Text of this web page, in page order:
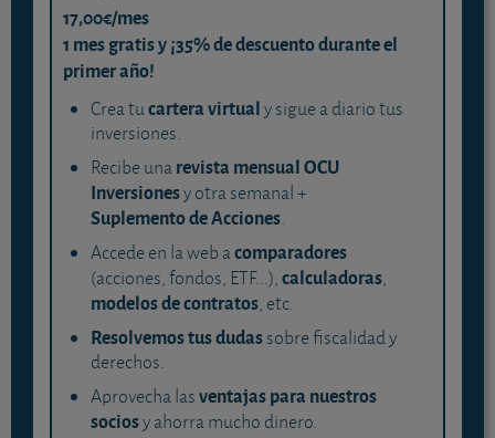
17,00€/mes
1 mes gratis y ¡35% de descuento durante el
primer año!
Crea tucartera virtualy sigue a diario tus
inversiones.
Recibe unarevista mensual OCU
Inversionesy otra semanal +
Suplemento de Acciones.
Accede en la web acomparadores
(acciones, fondos, ETF...),calculadoras,
modelos de contratos, etc.
Resolvemos tus dudassobre fiscalidad y
derechos.
Aprovecha lasventajas para nuestros
sociosy ahorra mucho dinero.